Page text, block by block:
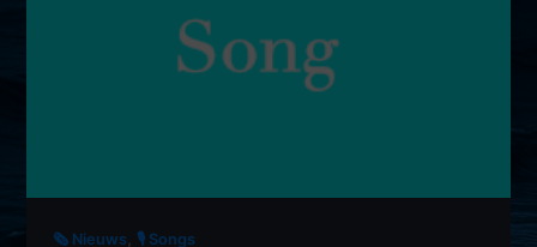
🗞️ Nieuws , 🎙 Songs